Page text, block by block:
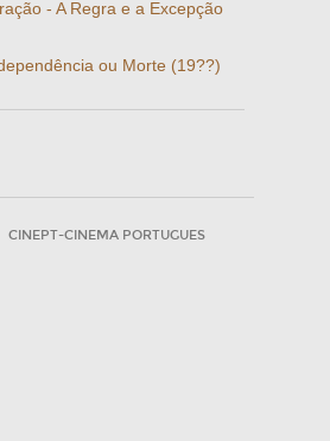
- A Regra e a Excepção
ou Morte (19??)
CINEPT-CINEMA PORTUGUES